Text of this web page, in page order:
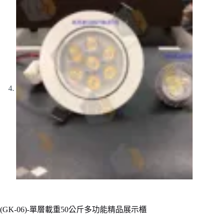
(GK-06)-單層載重50公斤多功能精品展示櫃